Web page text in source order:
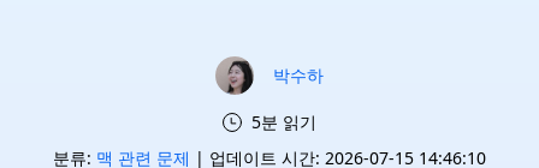
박수하
5분 읽기
분류: 맥 관련 문제 | 업데이트 시간: 2026-07-15 14:46:10